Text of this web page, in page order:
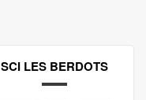
SCI LES BERDOTS